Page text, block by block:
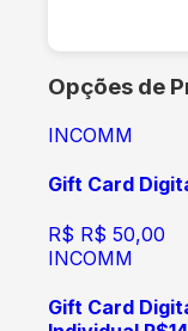
Opções de
INCOMM
Gift Card
R$ R$ 50,00
INCOMM
Gift Card